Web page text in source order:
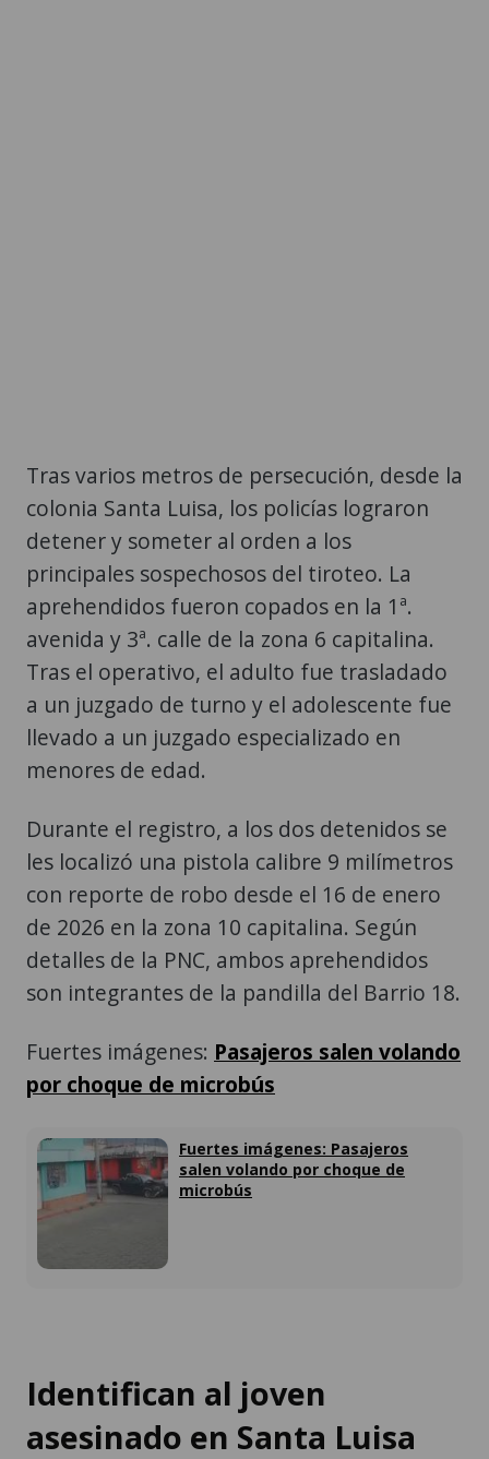
Tras varios metros de persecución, desde la
colonia Santa Luisa, los policías lograron
detener y someter al orden a los
principales sospechosos del tiroteo. La
aprehendidos fueron copados en la 1ª.
avenida y 3ª. calle de la zona 6 capitalina.
Tras el operativo, el adulto fue trasladado
a un juzgado de turno y el adolescente fue
llevado a un juzgado especializado en
menores de edad.
Durante el registro, a los dos detenidos se
les localizó una pistola calibre 9 milímetros
con reporte de robo desde el 16 de enero
de 2026 en la zona 10 capitalina. Según
detalles de la PNC, ambos aprehendidos
son integrantes de la pandilla del Barrio 18.
Fuertes imágenes: Pasajeros salen volando
por choque de microbús
Fuertes imágenes: Pasajeros
salen volando por choque de
microbús
Identifican al joven
asesinado en Santa Luisa